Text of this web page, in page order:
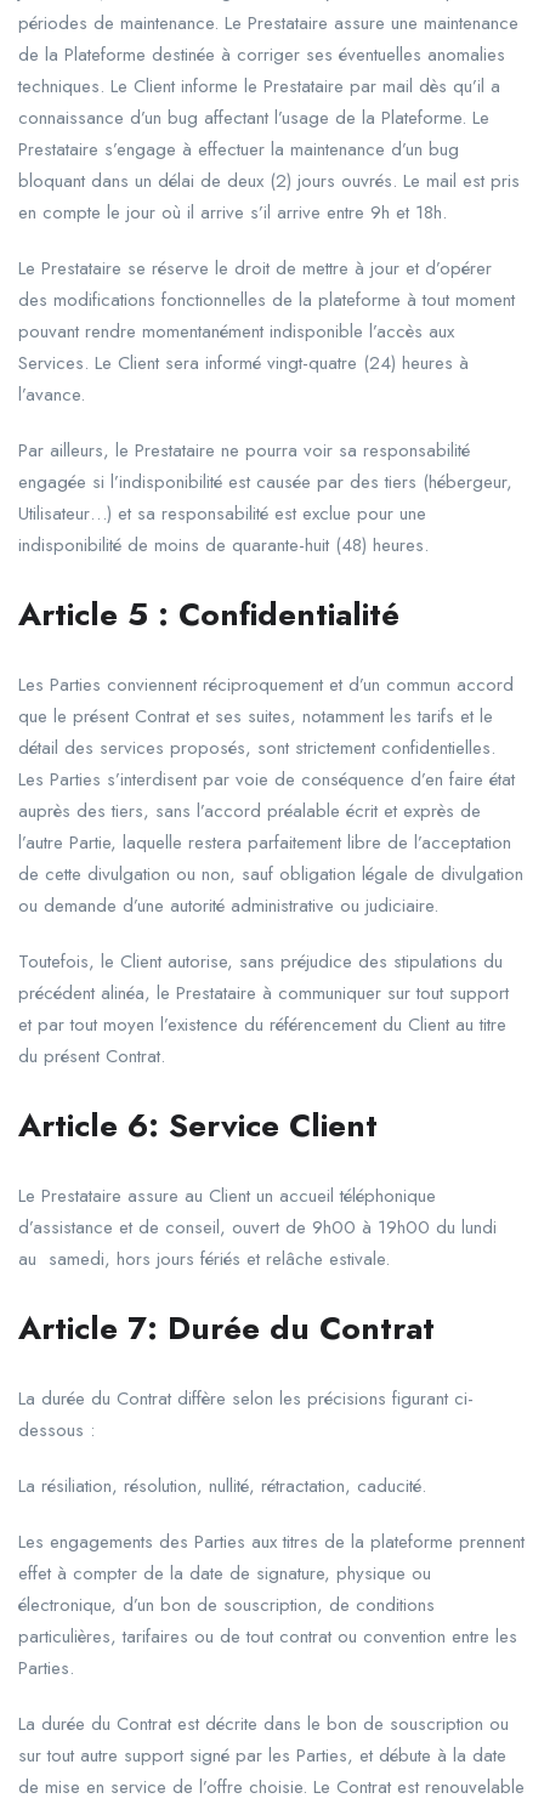
périodes de maintenance. Le Prestataire assure une maintenance
de la Plateforme destinée à corriger ses éventuelles anomalies
techniques. Le Client informe le Prestataire par mail dès qu’il a
connaissance d’un bug affectant l’usage de la Plateforme. Le
Prestataire s’engage à effectuer la maintenance d’un bug
bloquant dans un délai de deux (2) jours ouvrés. Le mail est pris
en compte le jour où il arrive s’il arrive entre 9h et 18h.
Le Prestataire se réserve le droit de mettre à jour et d’opérer
des modifications fonctionnelles de la plateforme à tout moment
pouvant rendre momentanément indisponible l’accès aux
Services. Le Client sera informé vingt-quatre (24) heures à
l’avance.
Par ailleurs, le Prestataire ne pourra voir sa responsabilité
engagée si l’indisponibilité est causée par des tiers (hébergeur,
Utilisateur…) et sa responsabilité est exclue pour une
indisponibilité de moins de quarante-huit (48) heures.
Article 5 : Confidentialité
Les Parties conviennent réciproquement et d’un commun accord
que le présent Contrat et ses suites, notamment les tarifs et le
détail des services proposés, sont strictement confidentielles.
Les Parties s’interdisent par voie de conséquence d’en faire état
auprès des tiers, sans l’accord préalable écrit et exprès de
l’autre Partie, laquelle restera parfaitement libre de l’acceptation
de cette divulgation ou non, sauf obligation légale de divulgation
ou demande d’une autorité administrative ou judiciaire.
Toutefois, le Client autorise, sans préjudice des stipulations du
précédent alinéa, le Prestataire à communiquer sur tout support
et par tout moyen l’existence du référencement du Client au titre
du présent Contrat.
Article 6: Service Client
Le Prestataire assure au Client un accueil téléphonique
d’assistance et de conseil, ouvert de 9h00 à 19h00 du lundi
au samedi, hors jours fériés et relâche estivale.
Article 7: Durée du Contrat
La durée du Contrat diffère selon les précisions figurant ci-
dessous :
La résiliation, résolution, nullité, rétractation, caducité.
Les engagements des Parties aux titres de la plateforme prennent
effet à compter de la date de signature, physique ou
électronique, d’un bon de souscription, de conditions
particulières, tarifaires ou de tout contrat ou convention entre les
Parties.
La durée du Contrat est décrite dans le bon de souscription ou
sur tout autre support signé par les Parties, et débute à la date
de mise en service de l’offre choisie. Le Contrat est renouvelable